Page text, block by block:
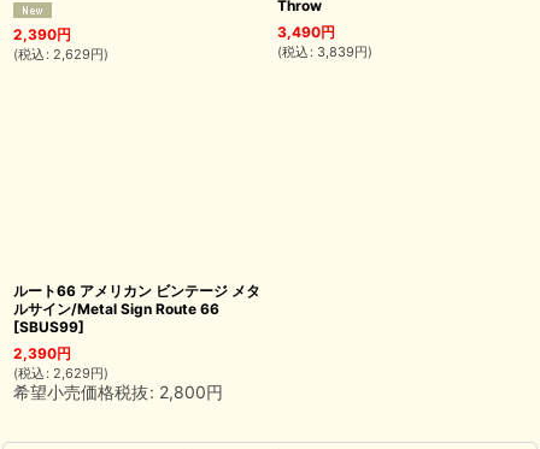
2,390円
(税込 : 2,629円)
Throw
3,490円
(税込 : 3,839円)
ルート66 アメリカン ビンテージ メタ
ルサイン/Metal Sign Route 66
[SBUS99]
2,390円
(税込 : 2,629円)
希望小売価格税抜: 2,800円